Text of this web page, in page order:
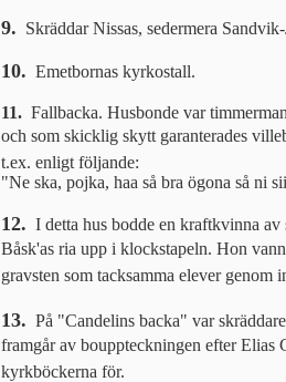
9. Skräddar Nissas, sedermera
10. Emetbornas kyrkostall.
11. Fallbacka. Husbonde var
och som skicklig skytt garanterades
t.ex. enligt följande:
"Ne ska, pojka, haa så bra ögona så ni
12. I detta hus bodde en kraftkvinna
Båsk'as ria upp i klockstapeln. Hon
gravsten som tacksamma elever genom
13. På "Candelins backa" var
framgår av bouppteckningen efter Elias
kyrkböckerna för.